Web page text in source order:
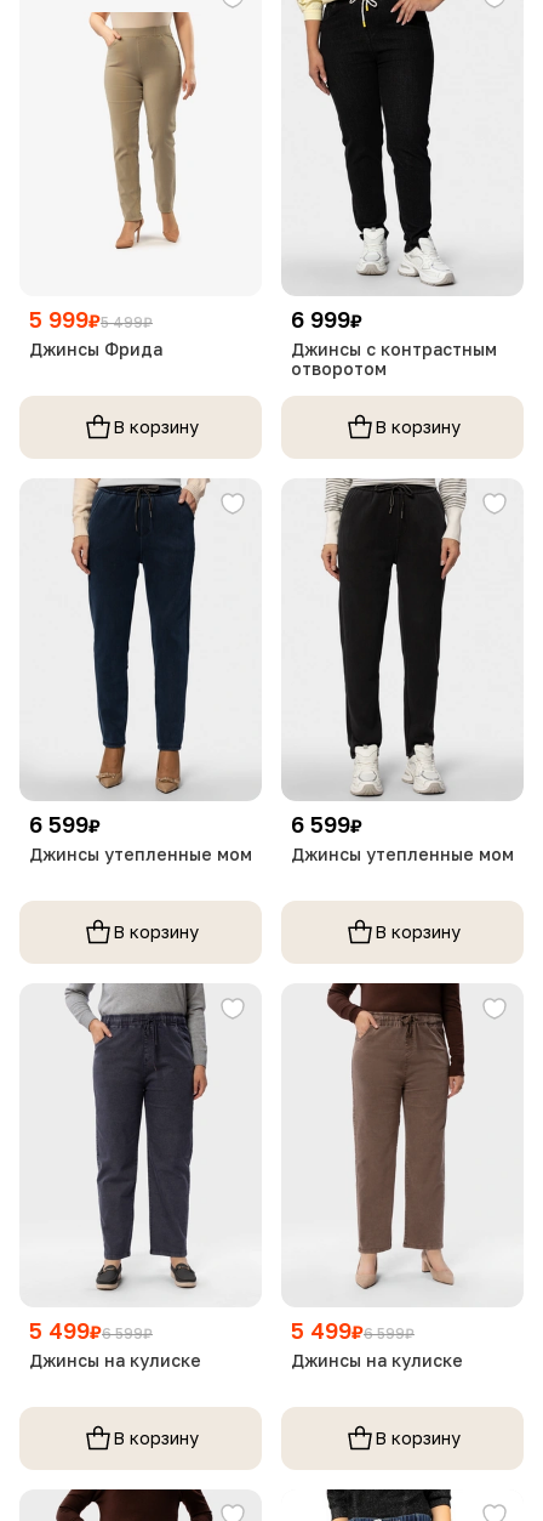
5 999₽5 499₽
Джинсы Фрида
В корзину
6 999₽
Джинсы с контрастным
отворотом
В корзину
6 599₽
Джинсы утепленные мом
В корзину
6 599₽
Джинсы утепленные мом
В корзину
5 499₽6 599₽
Джинсы на кулиске
В корзину
5 499₽6 599₽
Джинсы на кулиске
В корзину